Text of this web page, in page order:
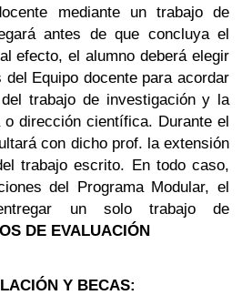
mediante un trabajo de
antes de que concluya el
efecto, el alumno deberá elegir
Equipo docente para acordar
trabajo de investigación y la
dirección científica. Durante el
con dicho prof. la extensión
trabajo escrito. En todo caso,
del Programa Modular, el
un solo trabajo de
DE EVALUACIÓN
Y BECAS: